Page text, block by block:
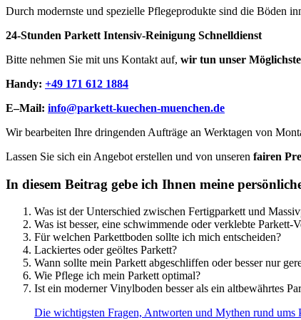
Durch modernste und spezielle Pflegeprodukte sind die Böden
24-Stunden Parkett Intensiv-Reinigung Schnelldienst
Bitte nehmen Sie mit uns Kontakt auf, wir tun unser
Handy: +49 171 612 1884
E–Mail: info@parkett-kuechen-muenchen.de
Wir bearbeiten Ihre dringenden Aufträge an Werktagen von
Lassen Sie sich ein Angebot erstellen und von unseren fairen
In diesem Beitrag gebe ich Ihnen meine
Was ist der Unterschied zwischen Fertigparkett und
Was ist besser, eine schwimmende oder verklebte Parkett-
Für welchen Parkettboden sollte ich mich entscheiden?
Lackiertes oder geöltes Parkett?
Wann sollte mein Parkett abgeschliffen oder besser nur
Wie Pflege ich mein Parkett optimal?
Ist ein moderner Vinylboden besser als ein altbewährtes
Die wichtigsten Fragen, Antworten und Mythen rund ums